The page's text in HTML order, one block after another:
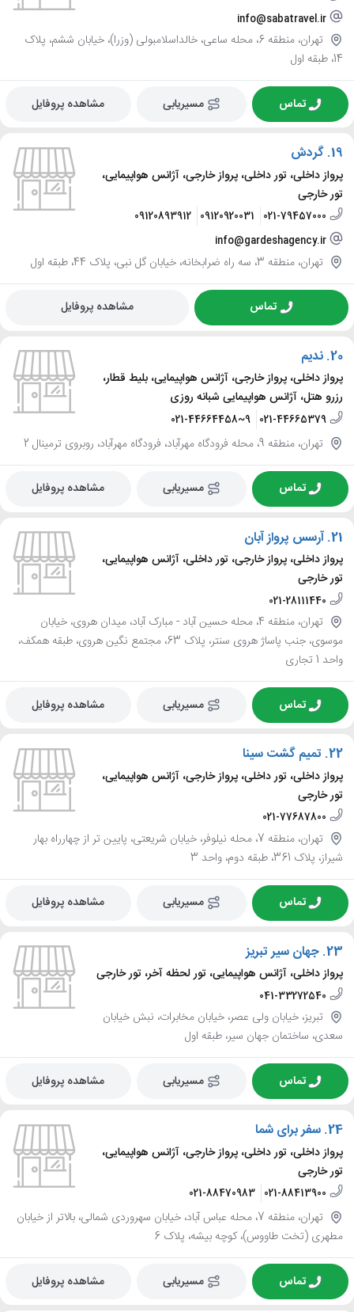
info@sabatravel.ir
تهران، منطقه 6، محله ساعی، خالداسلامبولی (وزرا)، خیابان ششم، پلاک
14، طبقه اول
تماس مسیریابی مشاهده پروفایل
19. گردش
پرواز داخلی، تور داخلی، پرواز خارجی، آژانس هواپیمایی،
تور خارجی
021-79457000
09120920031
09120893912
info@gardeshagency.ir
تهران، منطقه 3، سه راه ضرابخانه، خیابان گل نبی، پلاک 44، طبقه اول
تماس مشاهده پروفایل
20. ندیم
پرواز داخلی، پرواز خارجی، آژانس هواپیمایی، بلیط قطار،
رزرو هتل، آژانس هواپیمایی شبانه روزی
021-44665379
021-44664458~9
تهران، منطقه 9، محله فرودگاه مهرآباد، فرودگاه مهرآباد، روبروی ترمینال 2
تماس مسیریابی مشاهده پروفایل
21. آرسس پرواز آبان
پرواز داخلی، پرواز خارجی، تور داخلی، آژانس هواپیمایی،
تور خارجی
021-28111440
تهران، منطقه 4، محله حسین آباد - مبارک آباد، میدان هروی، خیابان
موسوی، جنب پاساژ هروی سنتر، پلاک 63، مجتمع نگین هروی، طبقه همکف،
واحد 1 تجاری
تماس مسیریابی مشاهده پروفایل
22. تمیم گشت سینا
پرواز داخلی، تور داخلی، پرواز خارجی، آژانس هواپیمایی،
تور خارجی
021-77687800
تهران، منطقه 7، محله نیلوفر، خیابان شریعتی، پایین تر از چهارراه بهار
شیراز، پلاک 361، طبقه دوم، واحد 3
تماس مسیریابی مشاهده پروفایل
23. جهان سیر تبریز
پرواز داخلی، آژانس هواپیمایی، تور لحظه آخر، تور خارجی
041-33272540
تبریز، خیابان ولی عصر، خیابان مخابرات، نبش خیابان
سعدی، ساختمان جهان سیر، طبقه اول
تماس مسیریابی مشاهده پروفایل
24. سفر برای شما
پرواز داخلی، تور داخلی، پرواز خارجی، آژانس هواپیمایی،
تور خارجی
021-88413900
021-88470983
تهران، منطقه 7، محله عباس آباد، خیابان سهروردی شمالی، بالاتر از خیابان
مطهری (تخت طاووس)، کوچه بیشه، پلاک 6
تماس مسیریابی مشاهده پروفایل